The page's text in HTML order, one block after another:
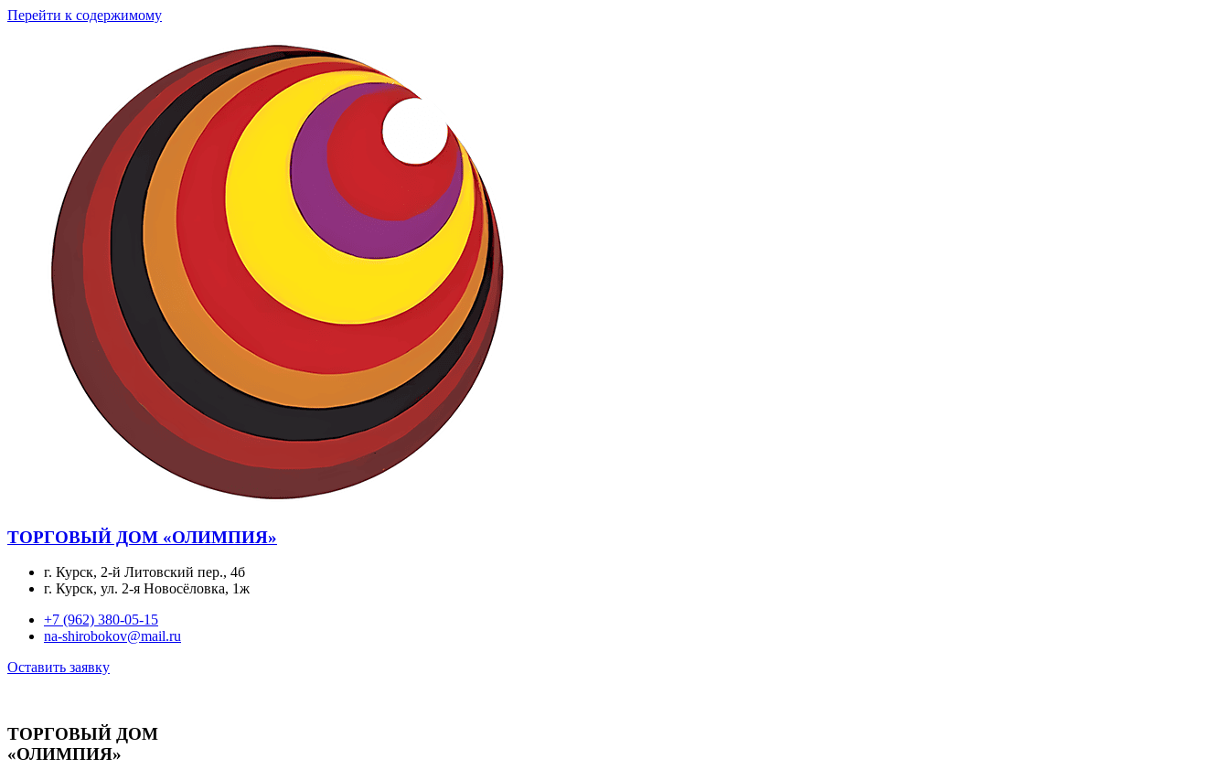
Перейти к содержимому
ТОРГОВЫЙ ДОМ «ОЛИМПИЯ»
г. Курск, 2-й Литовский пер., 4б
г. Курск, ул. 2-я Новосёловка, 1ж
+7 (962) 380-05-15
na-shirobokov@mail.ru
Оставить заявку
ТОРГОВЫЙ ДОМ
«ОЛИМПИЯ»